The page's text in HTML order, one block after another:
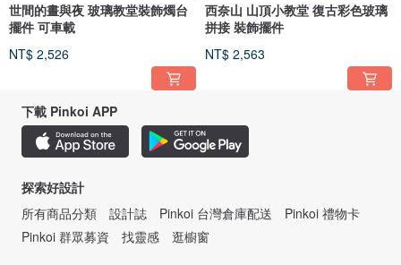
世間的晝與夜 玻璃教堂裝飾燭台
擺件 可車載
NT$ 2,526
西奈山 山頂小教堂 復古彩色玻璃
拼接 裝飾擺件
NT$ 2,563
下載 Pinkoi APP
探索好設計
所有商品分類
設計誌 Pinkoi 台灣倉庫配送
Pinkoi 禮物卡
Pinkoi 群眾募資
找靈感 逛櫥窗